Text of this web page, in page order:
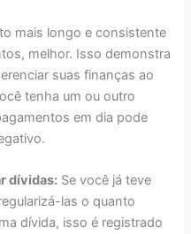
mais longo e consistente
melhor. Isso demonstra
suas finanças ao
tenha um ou outro
em dia pode
dívidas: Se você já teve
las o quanto
dívida, isso é registrado